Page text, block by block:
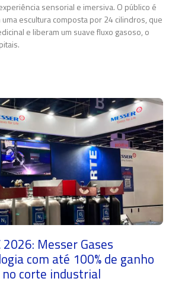
sensorial e imersiva. O público é
escultura composta por 24 cilindros, que
e liberam um suave fluxo gasoso, o
2026: Messer Gases
com até 100% de ganho
corte industrial